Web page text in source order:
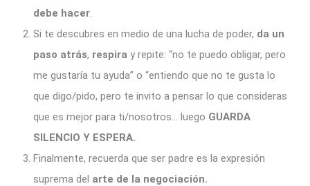
debe hacer.
Si te descubres en medio de una lucha de poder, da un
paso atrás, respira y repite: “no te puedo obligar, pero
me gustaría tu ayuda” o “entiendo que no te gusta lo
que digo/pido, pero te invito a pensar lo que consideras
que es mejor para ti/nosotros… luego GUARDA
SILENCIO Y ESPERA.
Finalmente, recuerda que ser padre es la expresión
suprema del arte de la negociación.